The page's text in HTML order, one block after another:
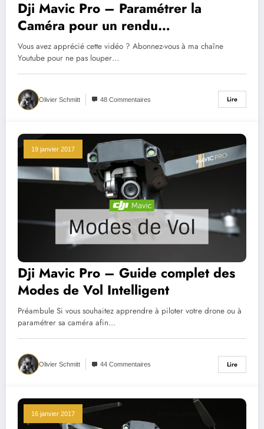
Dji Mavic Pro – Paramétrer la
Caméra pour un rendu
Cinématographique
Vous avez apprécié cette vidéo ? Abonnez-vous à ma chaîne
Youtube pour ne pas louper…
Olivier Schmitt 48 Commentaires Lire
19 janvier 2017
Dji Mavic Pro – Guide complet des
Modes de Vol Intelligent
Préambule Si vous souhaitez apprendre à piloter votre drone ou à
paramétrer sa caméra afin…
Olivier Schmitt 44 Commentaires Lire
16 janvier 2017